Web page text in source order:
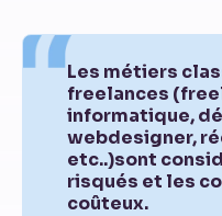
Les métiers
freelances
informatique,
webdesigner,
etc..)sont
risqués et les
coûteux.